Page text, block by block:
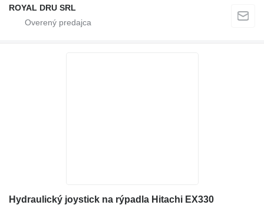
ROYAL DRU SRL
Hydraulický joystick na rýpadla Hitachi EX330